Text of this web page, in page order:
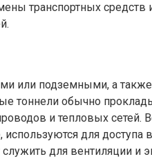
транспортных
или подземными, а
тоннели обычно
и тепловых сетей.
для доступа
для вентиляции и